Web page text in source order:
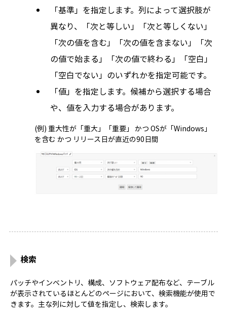
「基準」を指定します。列によって選択肢が
異なり、「次と等しい」「次と等しくない」
「次の値を含む」「次の値を含まない」「次
の値で始まる」「次の値で終わる」「空白」
「空白でない」のいずれかを指定可能です。
「値」を指定します。候補から選択する場合
や、値を入力する場合があります。
(例) 重大性が「重大」「重要」 かつ OSが「Windows」
を含む かつ リリース日が直近の90日間
検索
パッチやインベントリ、構成、ソフトウェア配布など、テーブル
が表示されているほとんどのページにおいて、検索機能が使用で
きます。主な列に対して値を指定し、検索します。